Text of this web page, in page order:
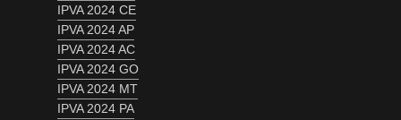
IPVA 2024 CE
IPVA 2024 AP
IPVA 2024 AC
IPVA 2024 GO
IPVA 2024 MT
IPVA 2024 PA